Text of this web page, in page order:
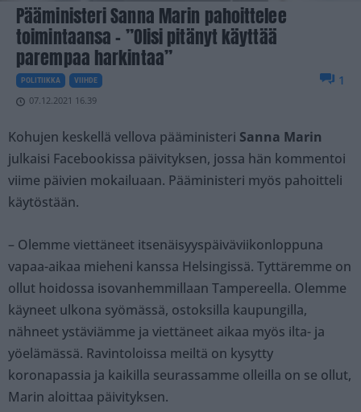
Pääministeri Sanna Marin pahoittelee
toimintaansa – ”Olisi pitänyt käyttää
parempaa harkintaa”
POLITIIKKA VIIHDE
07.12.2021 16.39
1
Kohujen keskellä vellova pääministeri Sanna Marin
julkaisi Facebookissa päivityksen, jossa hän kommentoi
viime päivien mokailuaan. Pääministeri myös pahoitteli
käytöstään.
– Olemme viettäneet itsenäisyyspäiväviikonloppuna
vapaa-aikaa mieheni kanssa Helsingissä. Tyttäremme on
ollut hoidossa isovanhemmillaan Tampereella. Olemme
käyneet ulkona syömässä, ostoksilla kaupungilla,
nähneet ystäviämme ja viettäneet aikaa myös ilta- ja
yöelämässä. Ravintoloissa meiltä on kysytty
koronapassia ja kaikilla seurassamme olleilla on se ollut,
Marin aloittaa päivityksen.